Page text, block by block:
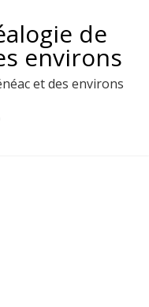
de
environs
et des environs